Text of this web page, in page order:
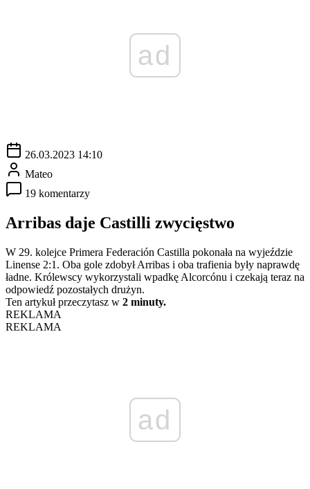
ad
26.03.2023 14:10
Mateo
19 komentarzy
Arribas daje Castilli zwycięstwo
W 29. kolejce Primera Federación Castilla pokonała na wyjeździe
Linense 2:1. Oba gole zdobył Arribas i oba trafienia były naprawdę
ładne. Królewscy wykorzystali wpadkę Alcorcónu i czekają teraz na
odpowiedź pozostałych drużyn.
Ten artykuł przeczytasz w 2 minuty.
REKLAMA
REKLAMA
ad